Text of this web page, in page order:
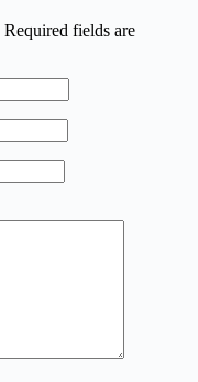
Required fields are